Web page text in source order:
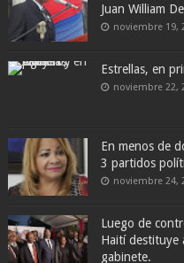
Juan William
noviembre 19,
Estrellas, en
noviembre 22,
En menos de
3 partidos
noviembre 24,
Luego de
Haití destituye
gabinete.